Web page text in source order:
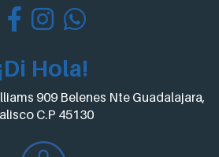
Hola!
909 Belenes Nte Guadalajara,
C.P 45130